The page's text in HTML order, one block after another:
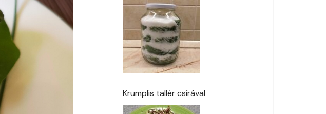
Krumplis tallér csírával